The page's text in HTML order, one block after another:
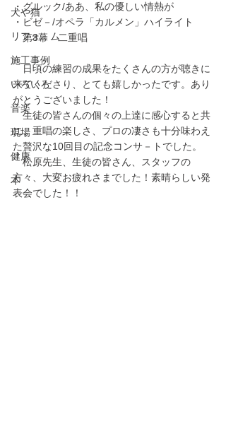
犬や猫
リフォ－ム
施工事例
いろいろ
音楽
現場
健康
本
・グルック/ああ、私の優しい情熱が
・ビゼ－/オペラ「カルメン」ハイライト
第3幕　二重唱
日頃の練習の成果をたくさんの方が聴きに
来てくださり、とても嬉しかったです。あり
がとうございました！
生徒の皆さんの個々の上達に感心すると共
に、重唱の楽しさ、プロの凄さも十分味わえ
た贅沢な10回目の記念コンサ－トでした。
松原先生、生徒の皆さん、スタッフの
方々、大変お疲れさまでした！素晴らしい発
表会でした！！